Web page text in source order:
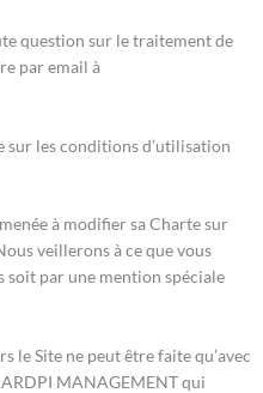
question sur le traitement de
par email à
les conditions d’utilisation
à modifier sa Charte sur
veillerons à ce que vous
soit par une mention spéciale
le Site ne peut être faite qu’avec
MANAGEMENT qui